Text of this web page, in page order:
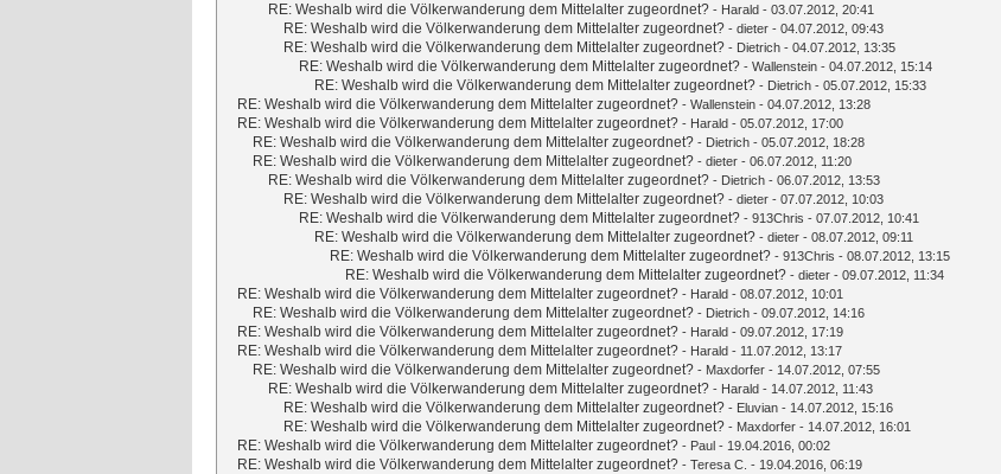
RE: Weshalb wird die Völkerwanderung dem Mittelalter zugeordnet? - Harald - 03.07.2012, 20:41
RE: Weshalb wird die Völkerwanderung dem Mittelalter zugeordnet? - dieter - 04.07.2012, 09:43
RE: Weshalb wird die Völkerwanderung dem Mittelalter zugeordnet? - Dietrich - 04.07.2012, 13:35
RE: Weshalb wird die Völkerwanderung dem Mittelalter zugeordnet? - Wallenstein - 04.07.2012, 15:14
RE: Weshalb wird die Völkerwanderung dem Mittelalter zugeordnet? - Dietrich - 05.07.2012, 15:33
RE: Weshalb wird die Völkerwanderung dem Mittelalter zugeordnet? - Wallenstein - 04.07.2012, 13:28
RE: Weshalb wird die Völkerwanderung dem Mittelalter zugeordnet? - Harald - 05.07.2012, 17:00
RE: Weshalb wird die Völkerwanderung dem Mittelalter zugeordnet? - Dietrich - 05.07.2012, 18:28
RE: Weshalb wird die Völkerwanderung dem Mittelalter zugeordnet? - dieter - 06.07.2012, 11:20
RE: Weshalb wird die Völkerwanderung dem Mittelalter zugeordnet? - Dietrich - 06.07.2012, 13:53
RE: Weshalb wird die Völkerwanderung dem Mittelalter zugeordnet? - dieter - 07.07.2012, 10:03
RE: Weshalb wird die Völkerwanderung dem Mittelalter zugeordnet? - 913Chris - 07.07.2012, 10:41
RE: Weshalb wird die Völkerwanderung dem Mittelalter zugeordnet? - dieter - 08.07.2012, 09:11
RE: Weshalb wird die Völkerwanderung dem Mittelalter zugeordnet? - 913Chris - 08.07.2012, 13:15
RE: Weshalb wird die Völkerwanderung dem Mittelalter zugeordnet? - dieter - 09.07.2012, 11:34
RE: Weshalb wird die Völkerwanderung dem Mittelalter zugeordnet? - Harald - 08.07.2012, 10:01
RE: Weshalb wird die Völkerwanderung dem Mittelalter zugeordnet? - Dietrich - 09.07.2012, 14:16
RE: Weshalb wird die Völkerwanderung dem Mittelalter zugeordnet? - Harald - 09.07.2012, 17:19
RE: Weshalb wird die Völkerwanderung dem Mittelalter zugeordnet? - Harald - 11.07.2012, 13:17
RE: Weshalb wird die Völkerwanderung dem Mittelalter zugeordnet? - Maxdorfer - 14.07.2012, 07:55
RE: Weshalb wird die Völkerwanderung dem Mittelalter zugeordnet? - Harald - 14.07.2012, 11:43
RE: Weshalb wird die Völkerwanderung dem Mittelalter zugeordnet? - Eluvian - 14.07.2012, 15:16
RE: Weshalb wird die Völkerwanderung dem Mittelalter zugeordnet? - Maxdorfer - 14.07.2012, 16:01
RE: Weshalb wird die Völkerwanderung dem Mittelalter zugeordnet? - Paul - 19.04.2016, 00:02
RE: Weshalb wird die Völkerwanderung dem Mittelalter zugeordnet? - Teresa C. - 19.04.2016, 06:19